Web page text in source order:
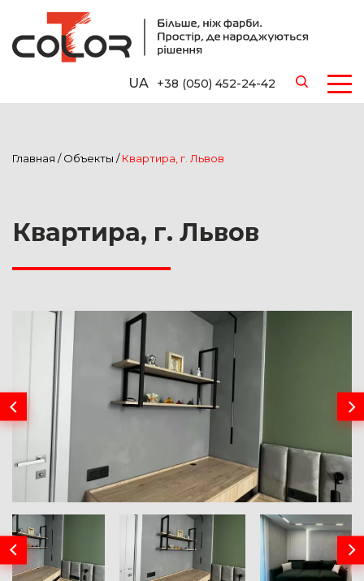
UA +38 (050) 452-24-42
Главная /Объекты /Квартира, г. Львов
Квартира, г. Львов